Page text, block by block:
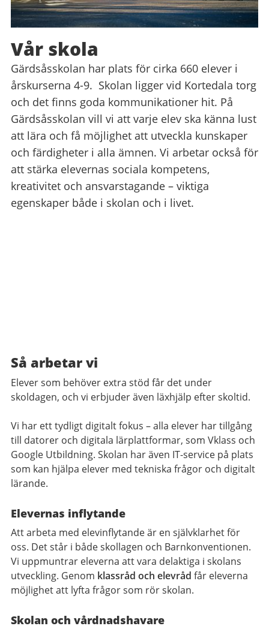
Vår skola
Gärdsåsskolan har plats för cirka 660 elever i
årskurserna 4-9. Skolan ligger vid Kortedala torg
och det finns goda kommunikationer hit. På
Gärdsåsskolan vill vi att varje elev ska känna lust
att lära och få möjlighet att utveckla kunskaper
och färdigheter i alla ämnen. Vi arbetar också för
att stärka elevernas sociala kompetens,
kreativitet och ansvarstagande – viktiga
egenskaper både i skolan och i livet.
Så arbetar vi
Elever som behöver extra stöd får det under
skoldagen, och vi erbjuder även läxhjälp efter skoltid.
Vi har ett tydligt digitalt fokus – alla elever har tillgång
till datorer och digitala lärplattformar, som Vklass och
Google Utbildning. Skolan har även IT-service på plats
som kan hjälpa elever med tekniska frågor och digitalt
lärande.
Elevernas inflytande
Att arbeta med elevinflytande är en självklarhet för
oss. Det står i både skollagen och Barnkonventionen.
Vi uppmuntrar eleverna att vara delaktiga i skolans
utveckling. Genom klassråd och elevråd får eleverna
möjlighet att lyfta frågor som rör skolan.
Skolan och vårdnadshavare